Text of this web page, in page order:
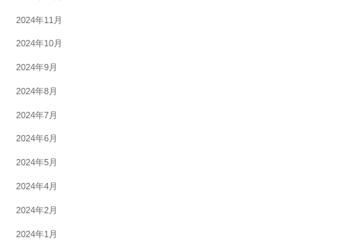
2024年11月
2024年10月
2024年9月
2024年8月
2024年7月
2024年6月
2024年5月
2024年4月
2024年2月
2024年1月